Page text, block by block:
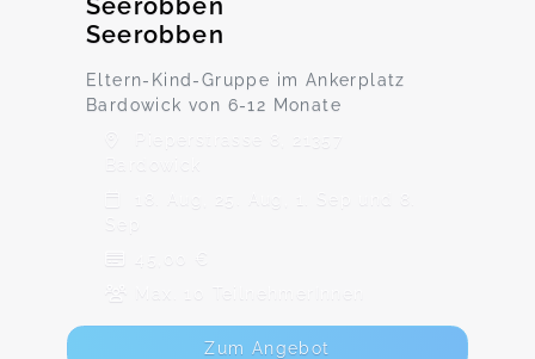
Seerobben
Seerobben
Eltern-Kind-Gruppe im Ankerplatz
Bardowick von 6-12 Monate
Pieperstrasse 8, 21357
18. Aug, 25. Aug, 1. Sep und 8.
Sep
45,00 €
Max. 10 TeilnehmerInnen
Zum Angebot